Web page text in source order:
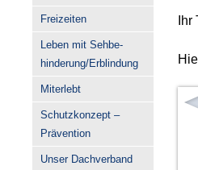
Freizeiten
Leben mit Sehbe-
hinderung/Erblindung
Miterlebt
Schutzkonzept –
Prävention
Unser Dachverband